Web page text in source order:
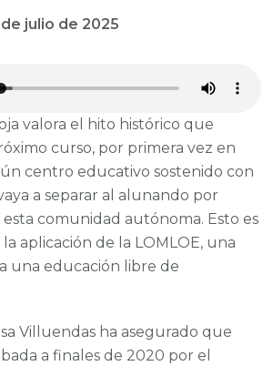
julio de 2025
valora el hito histórico que
curso, por primera vez en
centro educativo sostenido con
a separar al alunando por
esta comunidad autónoma. Esto es
aplicación de la LOMLOE, una
una educación libre de
Villuendas ha asegurado que
a finales de 2020 por el